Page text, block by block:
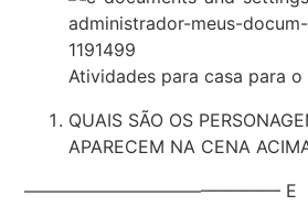
Atividades para casa para o
QUAIS SÃO OS
APARECEM NA CENA
——————————————– E